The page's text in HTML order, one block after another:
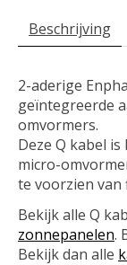
Beschrijving
2-aderige
geïntegreerde
omvormers.
Deze Q kabel
micro-
te voorzien van
Bekijk alle Q
zonnepanelen.
Bekijk dan alle